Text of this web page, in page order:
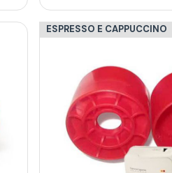
ESPRESSO E CAPPUCCINO